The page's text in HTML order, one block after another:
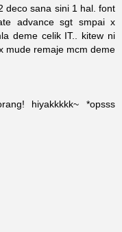
deco sana sini 1 hal. font
advance sgt smpai x
deme celik IT.. kitew ni
mude remaje mcm deme
hiyakkkkk~ *opsss